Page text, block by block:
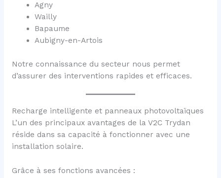
Agny
Wailly
Bapaume
Aubigny-en-Artois
Notre connaissance du secteur nous permet
d’assurer des interventions rapides et efficaces.
Recharge intelligente et panneaux photovoltaïques
L’un des principaux avantages de la V2C Trydan
réside dans sa capacité à fonctionner avec une
installation solaire.
Grâce à ses fonctions avancées :